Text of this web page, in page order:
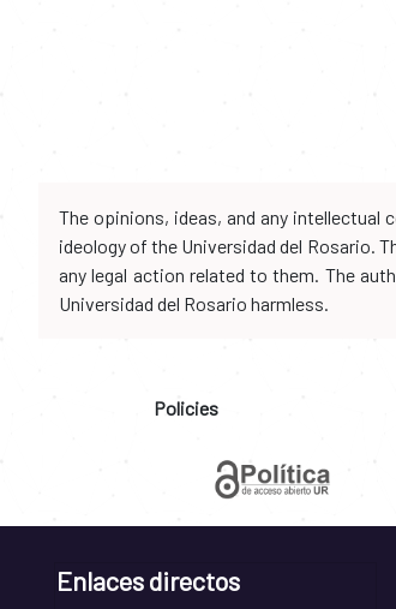
The opinions, ideas, and any
ideology of the Universidad del Rosario.
any legal action related to them. The
Universidad del Rosario harmless.
Policies
Enlaces directos